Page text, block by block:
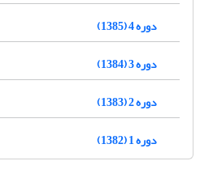
دوره 4 (1385)
دوره 3 (1384)
دوره 2 (1383)
دوره 1 (1382)